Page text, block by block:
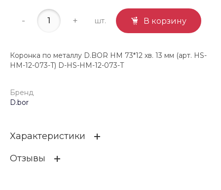
- + шт. В корзину
Коронка по металлу D.BOR HM 73*12 хв. 13 мм (арт. HS-
HM-12-073-T) D-HS-HM-12-073-T
Бренд
D.bor
Характеристики
Бренд
Отзывы